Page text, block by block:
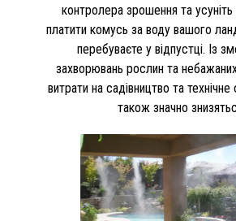
контролера зрошення та усуніть
платити комусь за воду вашого
перебуваєте у відпустці. Із
захворювань рослин та
витрати на садівництво та
також значно